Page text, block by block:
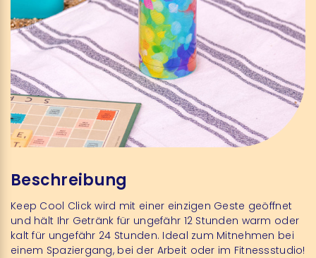
Beschreibung
Keep Cool Click wird mit einer einzigen Geste geöffnet
und hält Ihr Getränk für ungefähr 12 Stunden warm oder
kalt für ungefähr 24 Stunden. Ideal zum Mitnehmen bei
einem Spaziergang, bei der Arbeit oder im Fitnessstudio!